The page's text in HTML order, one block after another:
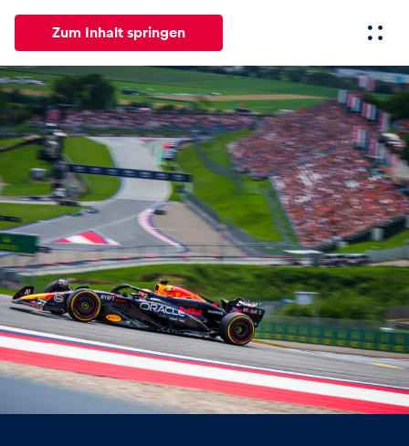
Zum Inhalt springen
Alle News Events Erlebnisse Seiten
News
Alle anzeigen
Events
Alle anzeigen